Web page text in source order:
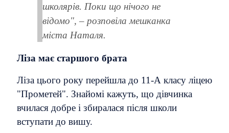
школярів. Поки що нічого не
відомо", – розповіла мешканка
міста Наталя.
Ліза має старшого брата
Ліза цього року перейшла до 11-А класу ліцею
"Прометей". Знайомі кажуть, що дівчинка
вчилася добре і збиралася після школи
вступати до вишу.